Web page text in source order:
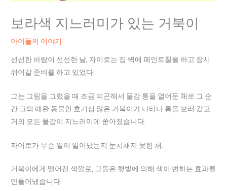
보라색 지느러미가 있는 거북이
아이들의 이야기
선선한 바람이 선선한 날, 자이로는 집 벽에 페인트칠을 하고 잠시
쉬어갈 준비를 하고 있었다.
그는 그림을 그렸을 때 조금 피곤해서 물감 통을 열어둔 채로 그 순
간 그의 애완 동물인 호기심 많은 거북이가 나타나 통을 보러 갔고
거의 모든 물감이 지느러미에 쏟아졌습니다.
자이로가 무슨 일이 일어났는지 눈치채지 못한 채.
거북이에게 떨어진 색깔로, 그들은 햇빛에 의해 색이 변하는 효과를
만들어냈습니다.